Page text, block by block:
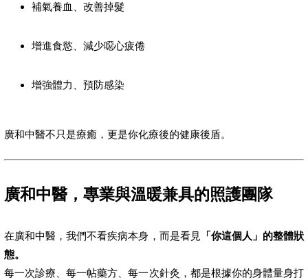
補氣養血、改善掉髮
增進食慾、減少噁心疲倦
增強體力、預防感染
廣和中醫不只是療癒，更是你化療後的健康後盾。
廣和中醫，專業與溫暖兼具的照護團隊
在廣和中醫，我們不看疾病本身，而是看見 「你這個人」的整體狀
態。
每一次診療、每一帖藥方、每一次針灸，都是根據你的身體量身打